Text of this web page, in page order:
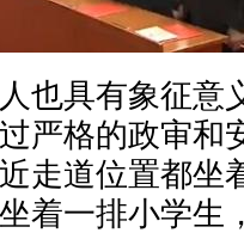
也具有象征意
严格的政审和
走道位置都坐
着一排小学生